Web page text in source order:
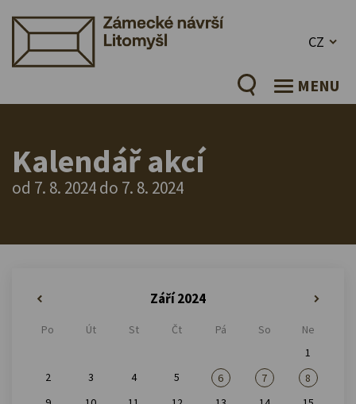
CZ
MENU
Kalendář akcí
od 7. 8. 2024 do 7. 8. 2024
Září 2024
Po Út St Čt Pá So
Ne
1
2
3 4 5 6 7
8